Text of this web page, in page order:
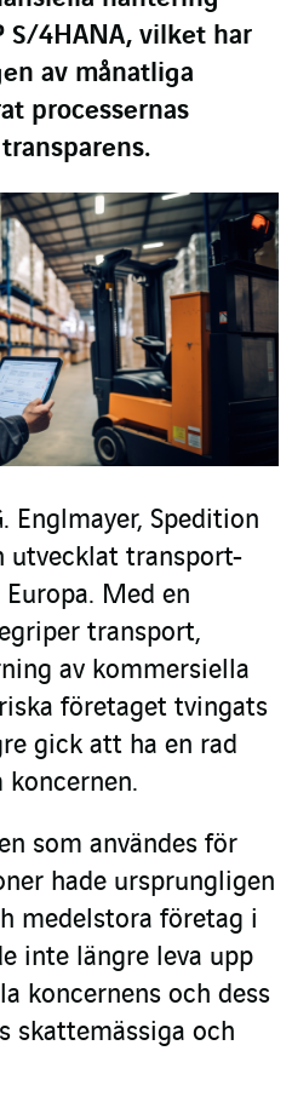
S/4HANA, vilket har
av månatliga
processernas
Englmayer, Spedition
utvecklat transport-
Med en
transport,
av kommersiella
företaget tvingats
gick att ha en rad
koncernen.
som användes för
hade ursprungligen
medelstora företag i
inte längre leva upp
koncernens och dess
skattemässiga och